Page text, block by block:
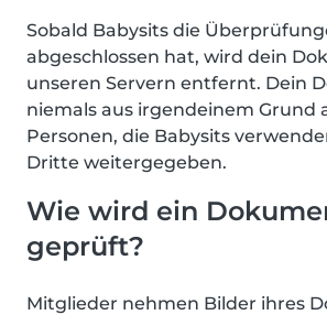
Sobald Babysits die
abgeschlossen hat, wird dein
unseren Servern entfernt. Dein
niemals aus irgendeinem Grund
Personen, die Babysits
Dritte weitergegeben.
Wie wird ein
geprüft?
Mitglieder nehmen Bilder ihres